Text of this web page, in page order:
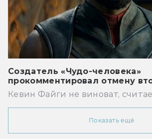
Создатель «Чудо-человека»
прокомментировал отмену
Кевин Файги не виноват,
Показать ещё